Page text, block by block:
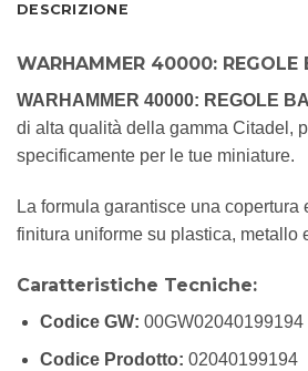
DESCRIZIONE
WARHAMMER 40000: REGOLE
WARHAMMER 40000: REGOLE
di alta qualità della gamma Citadel,
specificamente per le tue miniature.
La formula garantisce una copertura
finitura uniforme su plastica, metallo
Caratteristiche Tecniche:
Codice GW: 00GW02040199194
Codice Prodotto: 02040199194